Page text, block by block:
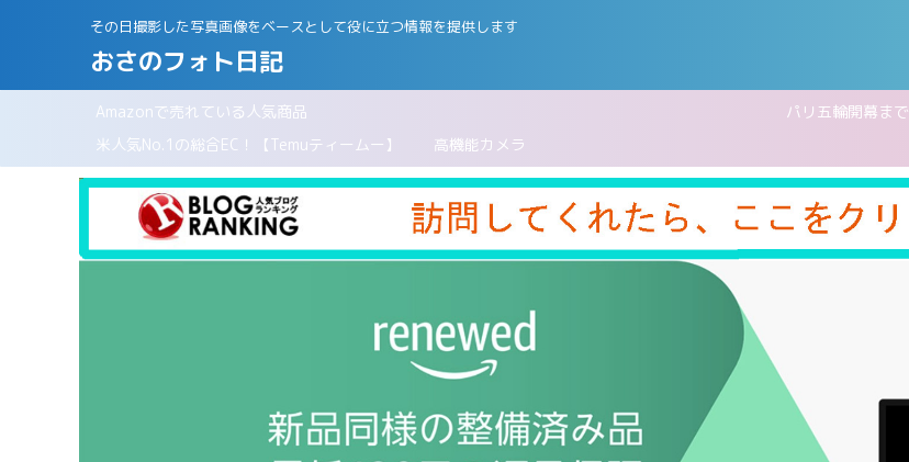
その日撮影した写真画像をベースとして役に立つ情報を提供します
おさのフォト日記
Amazonで売れている人気商品 パリ五輪開幕まで
米人気No.1の総合EC！【Temuティームー】
高機能カメラ